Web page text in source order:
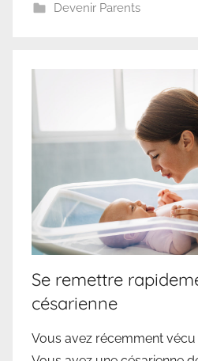
Devenir Parents
Se remettre
césarienne
Vous avez récemment vécu